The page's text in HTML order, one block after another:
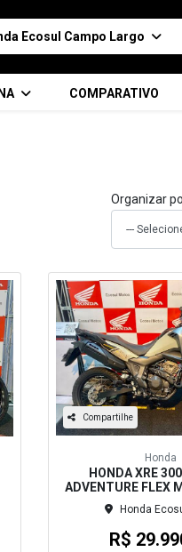
Ecosul Campo Largo
COMPARATIVO
Organizar
Compartilhe
Honda
HONDA XRE
ADVENTURE FLEX
Honda
R$